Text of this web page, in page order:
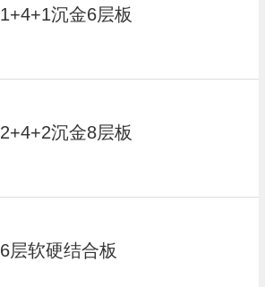
1+4+1沉金6层板
2+4+2沉金8层板
6层软硬结合板